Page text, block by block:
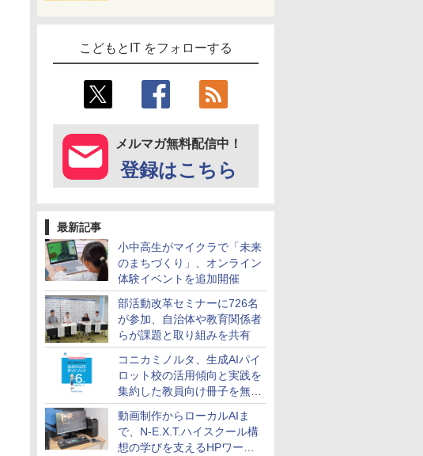
こどもとIT をフォローする
メルマガ無料配信中！
登録はこちら
最新記事
小中高生がマイクラで「未来
のまちづくり」、オンライン
体験イベントを追加開催
部活動改革セミナーに726名
が参加、自治体や教育関係者
らが課題と取り組みを共有
コニカミノルタ、生成AIパイ
ロット校の活用傾向と実践を
集約した教員向け冊子を無料
公開
動画制作からローカルAIま
で、N-E.X.T.ハイスクール構
想の学びを支えるHPワーク